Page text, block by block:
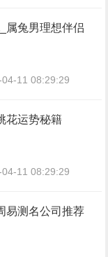
属兔男理想伴侣
04-11 08:29:29
花运势秘籍
04-11 08:29:29
易测名公司推荐